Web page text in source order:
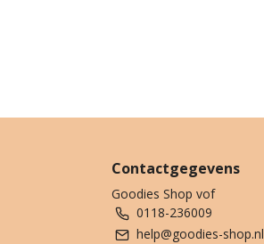
Contactgegevens
Goodies Shop vof
0118-236009
help@goodies-shop.nl